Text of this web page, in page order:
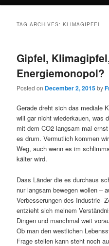
TAG ARCHIVES:KLIMAGIPFEL
Gipfel,
Energiemonopol?
Posted on December 2, 2015by
Gerade dreht sich das mediale
will gar nicht wiederkauen, was
mit dem CO2 langsam mal
es drum. Vermutlich kommen
Weg, auch wenn es im
kälter wird.
Dass Länder die es durchaus
nur langsam bewegen wollen –
Verbesserungen des Industrie-
entzieht sich meinem
Dingen und manchmal weit
Ob man den westlichen
Frage stellen kann steht noch